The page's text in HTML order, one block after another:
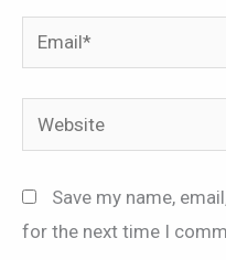
Email*
Website
Save my name,
for the next time I